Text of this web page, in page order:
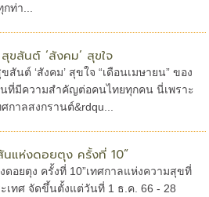
ท่า...
สุขสันต์ ‘สังคม’ สุขใจ
ขสันต์ ‘สังคม’ สุขใจ “เดือนเมษายน” ของ
นที่มีความสำคัญต่อคนไทยทุกคน นี่เพราะ
กาลสงกรานต์&rdqu...
นแห่งดอยตุง ครั้งที่ 10”
ดอยตุง ครั้งที่ 10”เทศกาลแห่งความสุขที่
เทศ จัดขึ้นตั้งแต่วันที่ 1 ธ.ค. 66 - 28